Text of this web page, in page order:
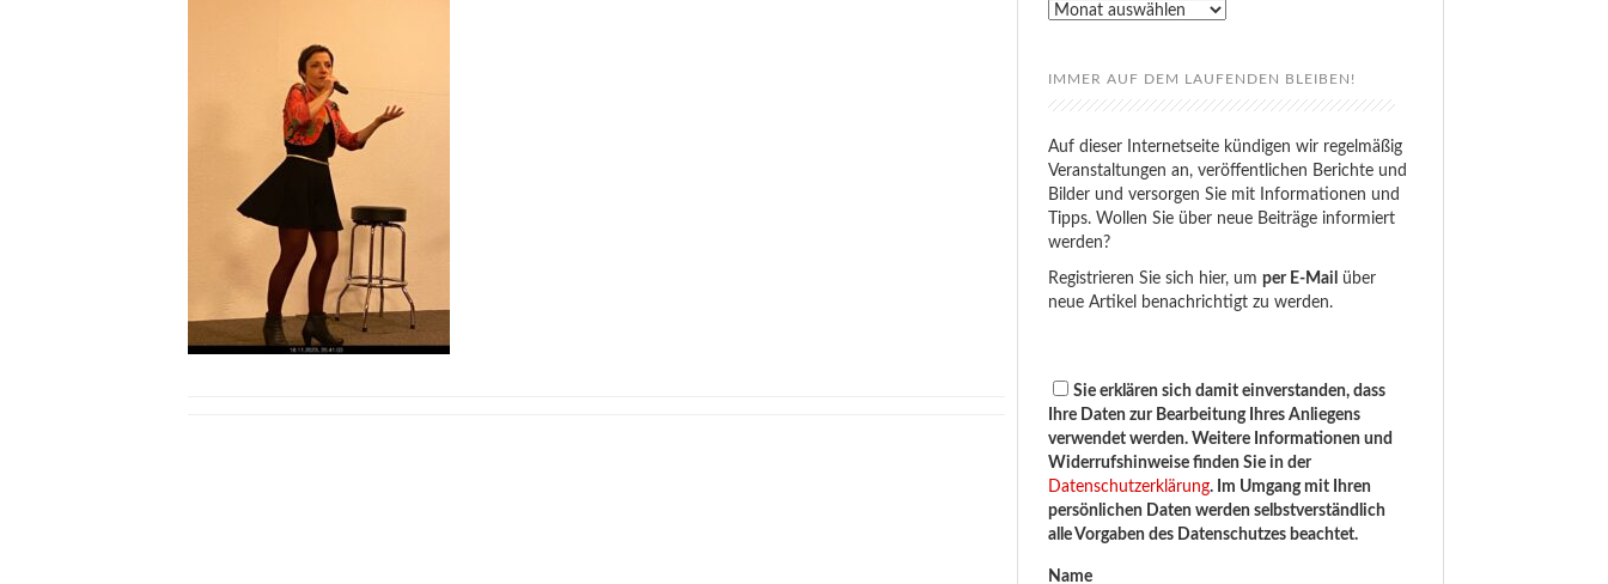
Rückblick
IMMER AUF DEM LAUFENDEN BLEIBEN!
Auf dieser Internetseite kündigen wir regelmäßig
Veranstaltungen an, veröffentlichen Berichte und
Bilder und versorgen Sie mit Informationen und
Tipps. Wollen Sie über neue Beiträge informiert
werden?
Registrieren Sie sich hier, umper E-Mail
über
neue Artikel benachrichtigt zu werden.
Sie erklären sich damit einverstanden, dass
Ihre Daten zur Bearbeitung Ihres Anliegens
verwendet werden. Weitere Informationen und
Widerrufshinweise finden Sie in der
Datenschutzerklärung. Im Umgang mit Ihren
persönlichen Daten werden selbstverständlich
alle Vorgaben des Datenschutzes beachtet.
Name